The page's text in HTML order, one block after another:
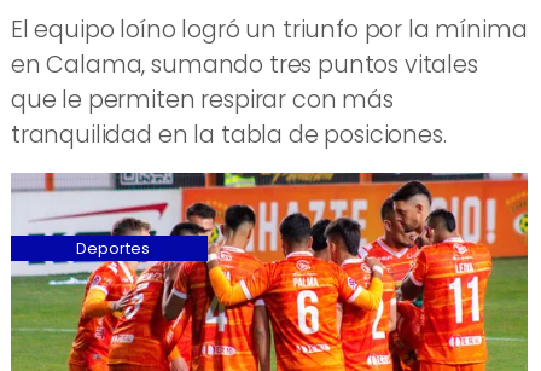
​El equipo loíno logró un triunfo por la mínima
en Calama, sumando tres puntos vitales
que le permiten respirar con más
tranquilidad en la tabla de posiciones.
Deportes